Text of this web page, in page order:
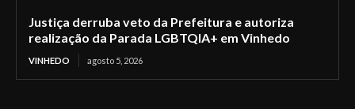
Justiça derruba veto da Prefeitura e autoriza
realização da Parada LGBTQIA+ em Vinhedo
VINHEDO agosto 5, 2026